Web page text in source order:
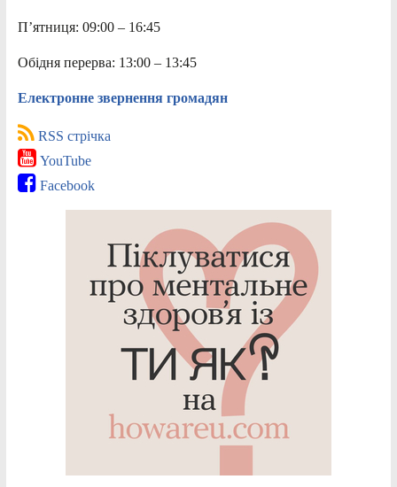
П’ятниця: 09:00 – 16:45
Обідня перерва: 13:00 – 13:45
Електронне звернення громадян
RSS стрічка
YouTube
Facebook